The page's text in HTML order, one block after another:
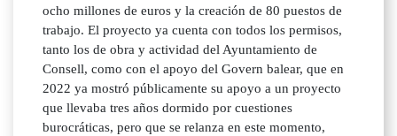
ocho millones de euros y la creación de 80 puestos de
trabajo. El proyecto ya cuenta con todos los permisos,
tanto los de obra y actividad del Ayuntamiento de
Consell, como con el apoyo del Govern balear, que en
2022 ya mostró públicamente su apoyo a un proyecto
que llevaba tres años dormido por cuestiones
burocráticas, pero que se relanza en este momento,